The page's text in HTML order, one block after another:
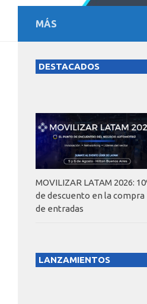
MÁS
DESTACADOS
MOVILIZAR LATAM 2026:
de descuento en la compra
de entradas
LANZAMIENTOS